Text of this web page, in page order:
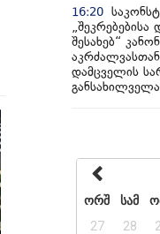
16:20
„შეკრებებისა
შესახებ“
დამცველის
ორშ
სამ
27
28